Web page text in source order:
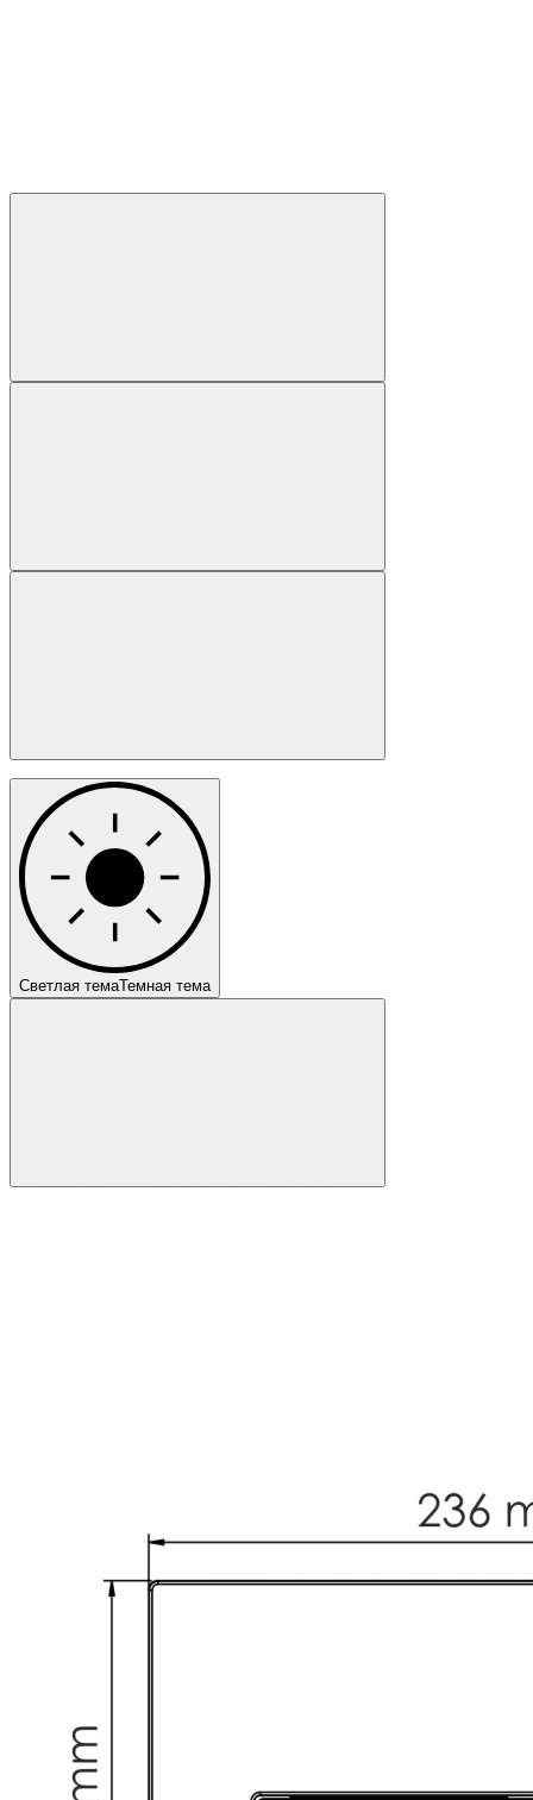
Светлая темаТемная тема